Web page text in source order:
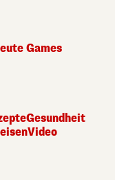
Games
Gesundheit
Video